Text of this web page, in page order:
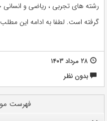
رشته های تجربی ، ریاضی و انسانی
گرفته است. لطفا به ادامه این
۲۸ مرداد ۱۴۰۳
بدون نظر
فهرست